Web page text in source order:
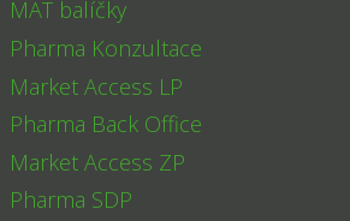
MAT balíčky
Pharma Konzultace
Market Access LP
Pharma Back Office
Market Access ZP
Pharma SDP